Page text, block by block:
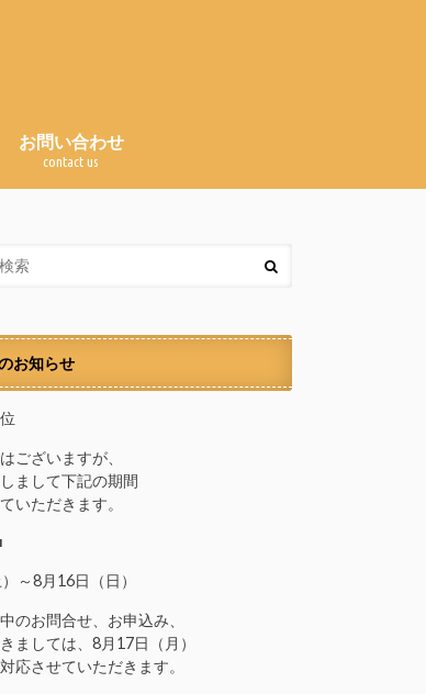
お問い合わせ
contact us
お知らせ
ございますが、
まして下記の期間
いただきます。
～8月16日（日）
のお問合せ、お申込み、
ましては、8月17日（月）
応させていただきます。